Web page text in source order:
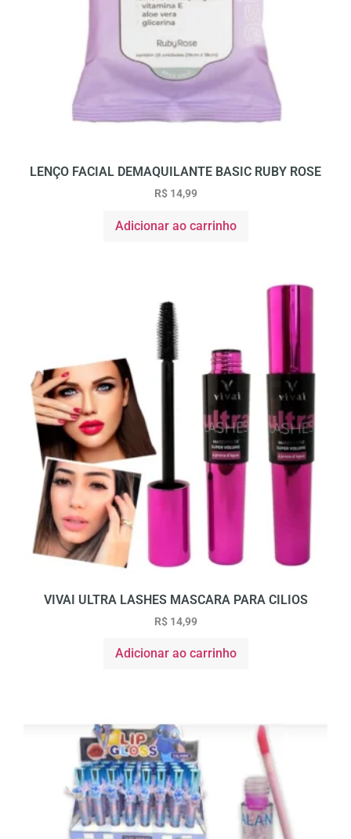
LENÇO FACIAL DEMAQUILANTE BASIC RUBY ROSE
R$14,99
Adicionar ao carrinho
VIVAI ULTRA LASHES MASCARA PARA CILIOS
R$14,99
Adicionar ao carrinho